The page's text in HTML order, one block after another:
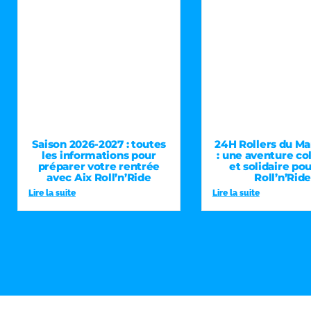
Saison 2026-2027 : toutes
les informations pour
préparer votre rentrée
avec Aix Roll’n’Ride
Lire la suite
24H Rollers du
: une aventure
et solidaire
Roll’n’Ride
Lire la suite